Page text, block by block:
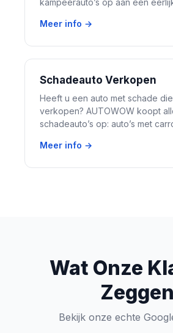
kampeerauto’s op aan een
Meer info →
Schadeauto Verkopen
Heeft u een auto met schade
verkopen? AUTOWOW koopt
schadeauto’s op: auto’s met
Meer info →
Wat Onze
Zeggen
Bekijk onze echte